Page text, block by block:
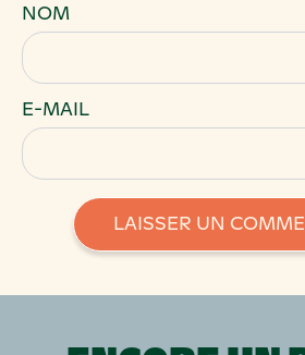
NOM
E-MAIL